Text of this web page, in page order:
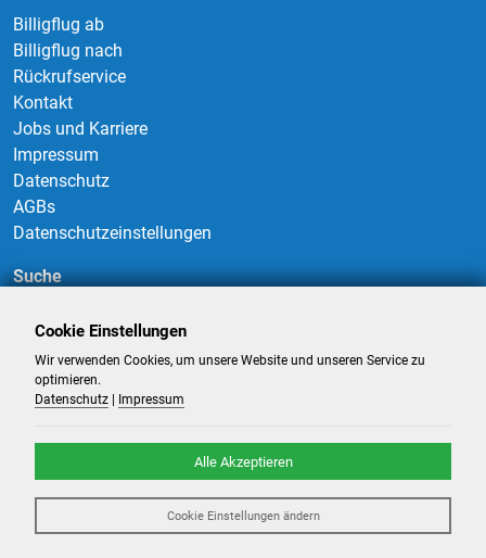
Billigflug ab
Billigflug nach
Rückrufservice
Kontakt
Jobs und Karriere
Impressum
Datenschutz
AGBs
Datenschutzeinstellungen
Suche
Suchen
Billigflüge und Reisen- Alle Rechte reserviert. -
powered by ATeO-Travel
Cookie Einstellungen
Wir verwenden Cookies, um unsere Website und unseren Service zu
optimieren.
Datenschutz
Impressum
Alle Akzeptieren
Cookie Einstellungen ändern